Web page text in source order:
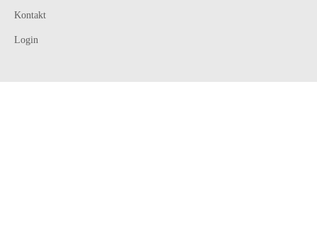
Kontakt
Login